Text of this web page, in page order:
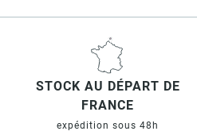
STOCK AU DÉPART DE
FRANCE
expédition sous 48h